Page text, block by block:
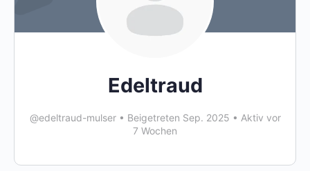
Edeltraud
@edeltraud-mulser • Beigetreten Sep. 2025 • Aktiv vor
7 Wochen